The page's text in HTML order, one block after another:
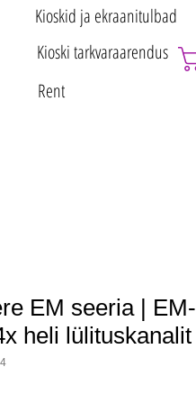
Kioskid ja ekraanitulbad
Kioski tarkvaraarendus
Rent
EM seeria | EM-
heli lülituskanalit